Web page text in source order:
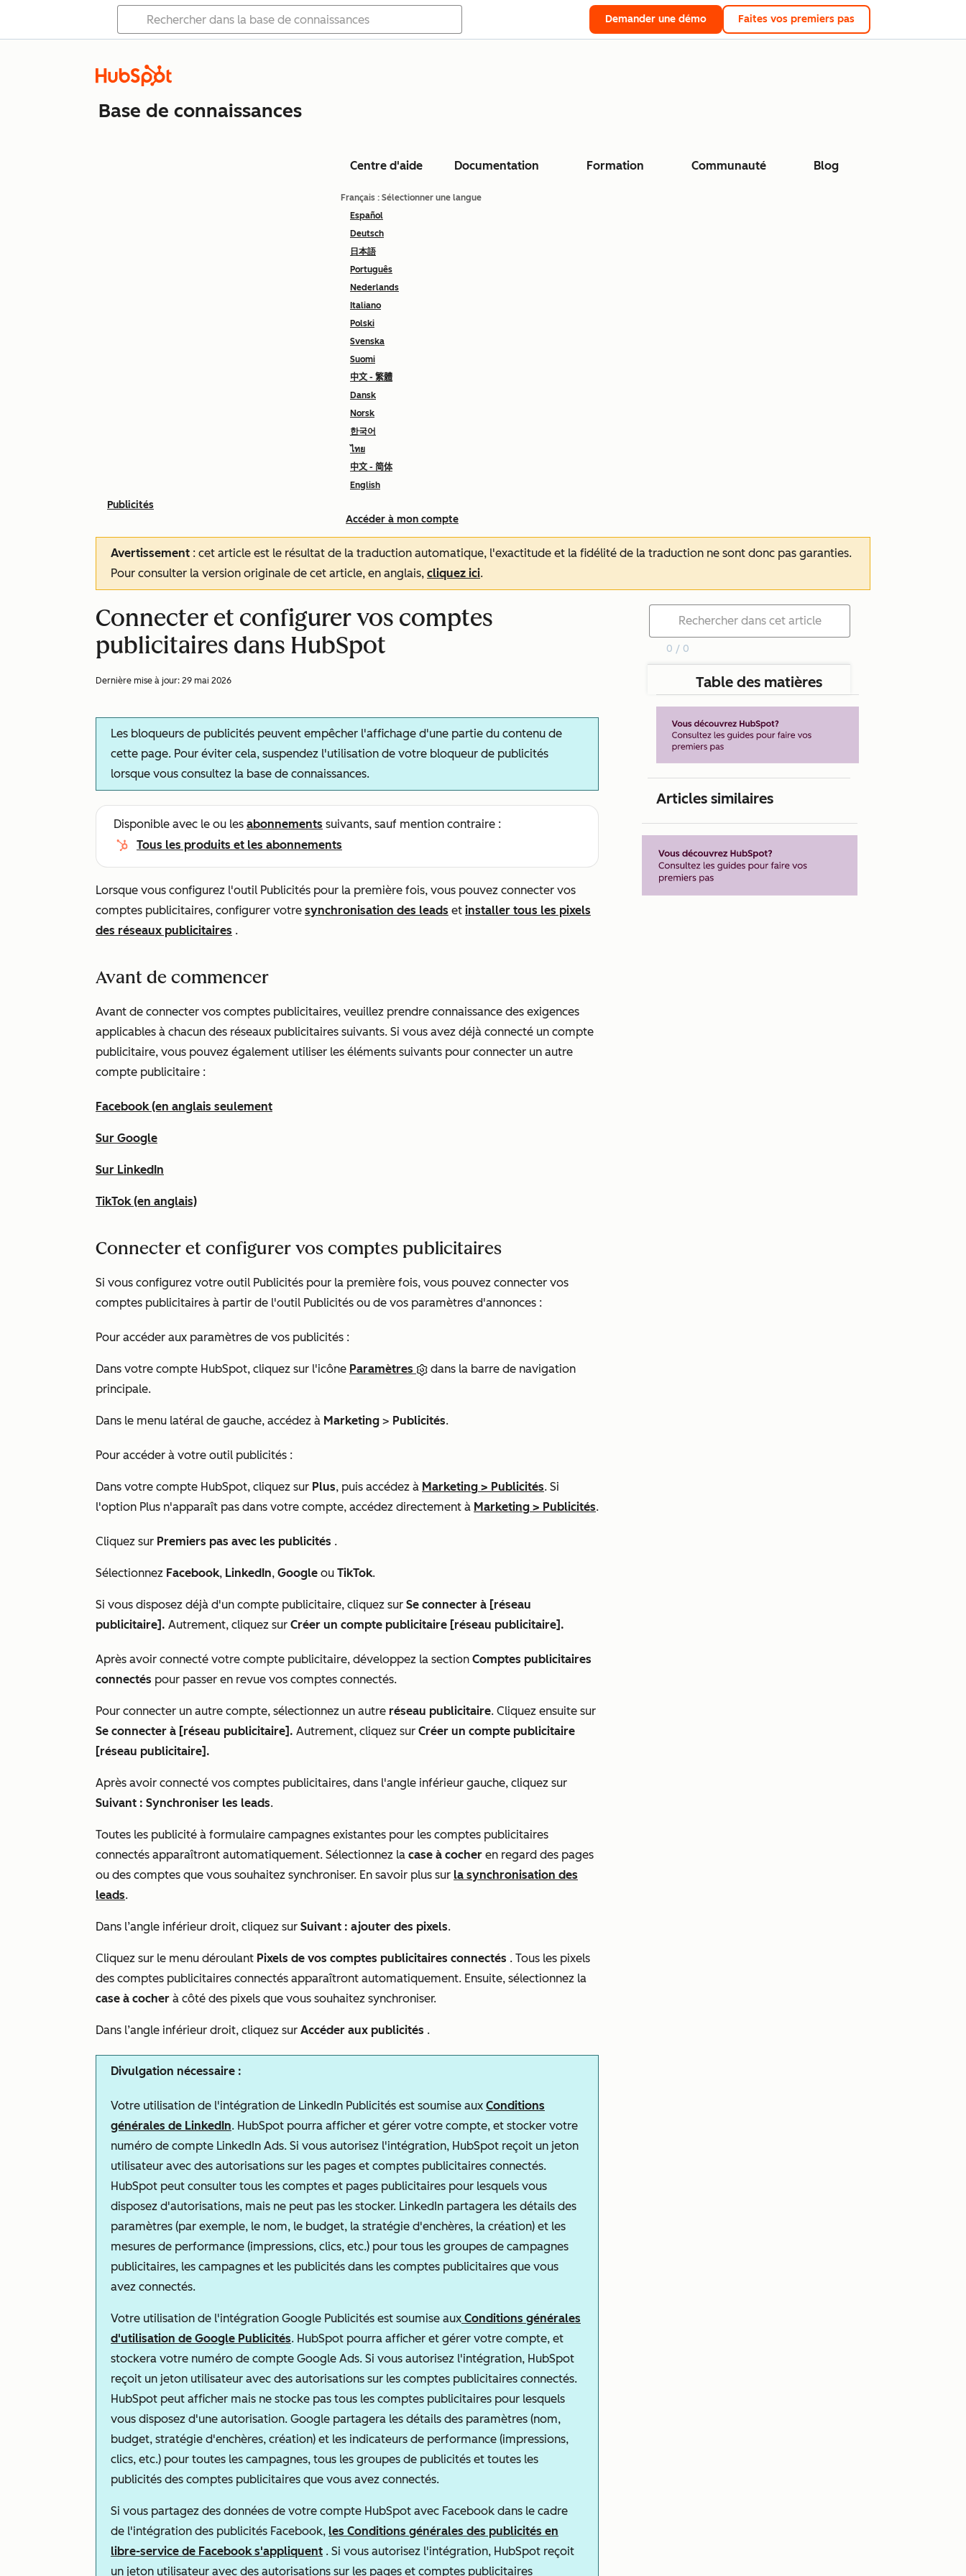
Demander une démo Faites vos premiers pas
Base de connaissances
Centre d'aide Documentation Formation Communauté Blog
Français : Sélectionner une langue
Español
Deutsch
日本語
Português
Nederlands
Italiano
Polski
Svenska
Suomi
中文 - 繁體
Dansk
Norsk
한국어
ไทย
中文 - 简体
English
Accéder à mon compte
Publicités
Avertissement : cet article est le résultat de la traduction automatique, l'exactitude et la fidélité de la traduction ne sont donc pas garanties.
Pour consulter la version originale de cet article, en anglais, cliquez ici.
Connecter et configurer vos comptes
publicitaires dans HubSpot
Dernière mise à jour: 29 mai 2026
Les bloqueurs de publicités peuvent empêcher l'affichage d'une partie du contenu de
cette page. Pour éviter cela, suspendez l'utilisation de votre bloqueur de publicités
lorsque vous consultez la base de connaissances.
Disponible avec le ou les abonnements suivants, sauf mention contraire :
Tous les produits et les abonnements
Lorsque vous configurez l'outil Publicités pour la première fois, vous pouvez connecter vos
comptes publicitaires, configurer votre synchronisation des leads et installer tous les pixels
des réseaux publicitaires .
Avant de commencer
Avant de connecter vos comptes publicitaires, veuillez prendre connaissance des exigences
applicables à chacun des réseaux publicitaires suivants. Si vous avez déjà connecté un compte
publicitaire, vous pouvez également utiliser les éléments suivants pour connecter un autre
compte publicitaire :
Facebook (en anglais seulement
Sur Google
Sur LinkedIn
TikTok (en anglais)
Connecter et configurer vos comptes publicitaires
Si vous configurez votre outil Publicités pour la première fois, vous pouvez connecter vos
comptes publicitaires à partir de l'outil Publicités ou de vos paramètres d'annonces :
Pour accéder aux paramètres de vos publicités :
Dans votre compte HubSpot, cliquez sur l'icône Paramètres
dans la barre de navigation
principale.
Dans le menu latéral de gauche, accédez à Marketing > Publicités.
Pour accéder à votre outil publicités :
Dans votre compte HubSpot, cliquez sur Plus, puis accédez à Marketing > Publicités. Si
l'option Plus n'apparaît pas dans votre compte, accédez directement à Marketing > Publicités.
Cliquez sur Premiers pas avec les publicités .
Sélectionnez Facebook, LinkedIn, Google ou TikTok.
Si vous disposez déjà d'un compte publicitaire, cliquez sur Se connecter à [réseau
publicitaire]. Autrement, cliquez sur Créer un compte publicitaire [réseau publicitaire].
Après avoir connecté votre compte publicitaire, développez la section Comptes publicitaires
connectés pour passer en revue vos comptes connectés.
Pour connecter un autre compte, sélectionnez un autre réseau publicitaire. Cliquez ensuite sur
Se connecter à [réseau publicitaire]. Autrement, cliquez sur Créer un compte publicitaire
[réseau publicitaire].
Après avoir connecté vos comptes publicitaires, dans l'angle inférieur gauche, cliquez sur
Suivant : Synchroniser les leads.
Toutes les publicité à formulaire campagnes existantes pour les comptes publicitaires
connectés apparaîtront automatiquement. Sélectionnez la case à cocher en regard des pages
ou des comptes que vous souhaitez synchroniser. En savoir plus sur la synchronisation des
leads.
Dans l’angle inférieur droit, cliquez sur Suivant : ajouter des pixels.
Cliquez sur le menu déroulant Pixels de vos comptes publicitaires connectés . Tous les pixels
des comptes publicitaires connectés apparaîtront automatiquement. Ensuite, sélectionnez la
case à cocher à côté des pixels que vous souhaitez synchroniser.
Dans l’angle inférieur droit, cliquez sur Accéder aux publicités .
Divulgation nécessaire :
Votre utilisation de l'intégration de LinkedIn Publicités est soumise aux Conditions
générales de LinkedIn. HubSpot pourra afficher et gérer votre compte, et stocker votre
numéro de compte LinkedIn Ads. Si vous autorisez l'intégration, HubSpot reçoit un jeton
utilisateur avec des autorisations sur les pages et comptes publicitaires connectés.
HubSpot peut consulter tous les comptes et pages publicitaires pour lesquels vous
disposez d'autorisations, mais ne peut pas les stocker. LinkedIn partagera les détails des
paramètres (par exemple, le nom, le budget, la stratégie d'enchères, la création) et les
mesures de performance (impressions, clics, etc.) pour tous les groupes de campagnes
publicitaires, les campagnes et les publicités dans les comptes publicitaires que vous
avez connectés.
Votre utilisation de l'intégration Google Publicités est soumise aux Conditions générales
d'utilisation de Google Publicités. HubSpot pourra afficher et gérer votre compte, et
stockera votre numéro de compte Google Ads. Si vous autorisez l'intégration, HubSpot
reçoit un jeton utilisateur avec des autorisations sur les comptes publicitaires connectés.
HubSpot peut afficher mais ne stocke pas tous les comptes publicitaires pour lesquels
vous disposez d'une autorisation. Google partagera les détails des paramètres (nom,
budget, stratégie d'enchères, création) et les indicateurs de performance (impressions,
clics, etc.) pour toutes les campagnes, tous les groupes de publicités et toutes les
publicités des comptes publicitaires que vous avez connectés.
Si vous partagez des données de votre compte HubSpot avec Facebook dans le cadre
de l'intégration des publicités Facebook, les Conditions générales des publicités en
libre-service de Facebook s'appliquent . Si vous autorisez l'intégration, HubSpot reçoit
un jeton utilisateur avec des autorisations sur les pages et comptes publicitaires
0 / 0
Table des matières
Articles similaires